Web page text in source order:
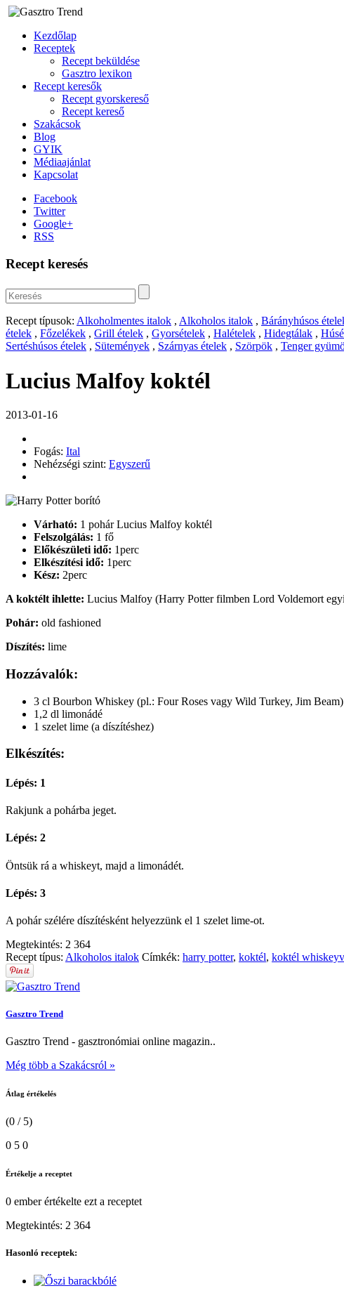
Kezdőlap
Receptek
Recept beküldése
Gasztro lexikon
Recept keresők
Recept gyorskereső
Recept kereső
Szakácsok
Blog
GYIK
Médiaajánlat
Kapcsolat
Facebook
Twitter
Google+
RSS
Recept keresés
Recept típusok: Alkoholmentes italok , Alkoholos italok , Bárányhúsos
ételek , Főzelékek , Grill ételek , Gyorsételek , Halételek , Hidegtálak ,
Sertéshúsos ételek , Sütemények , Szárnyas ételek , Szörpök , Tenger
Lucius Malfoy koktél
2013-01-16
Fogás: Ital
Nehézségi szint: Egyszerű
Várható: 1 pohár Lucius Malfoy koktél
Felszolgálás: 1 fő
Előkészületi idő: 1perc
Elkészítési idő: 1perc
Kész: 2perc
A koktélt ihlette: Lucius Malfoy (Harry Potter filmben Lord Voldemort
Pohár: old fashioned
Díszítés: lime
Hozzávalók:
3 cl Bourbon Whiskey (pl.: Four Roses vagy Wild Turkey, Jim Beam)
1,2 dl limonádé
1 szelet lime (a díszítéshez)
Elkészítés:
Lépés: 1
Rakjunk a pohárba jeget.
Lépés: 2
Öntsük rá a whiskeyt, majd a limonádét.
Lépés: 3
A pohár szélére díszítésként helyezzünk el 1 szelet lime-ot.
Megtekintés: 2 364
Recept típus: Alkoholos italok Címkék: harry potter, koktél, koktél
Gasztro Trend
Gasztro Trend - gasztronómiai online magazin..
Még több a Szakácsról »
Átlag értékelés
(0 / 5)
0 5 0
Értékelje a receptet
0 emberértékelte ezt a receptet
Megtekintés: 2 364
Hasonló receptek: